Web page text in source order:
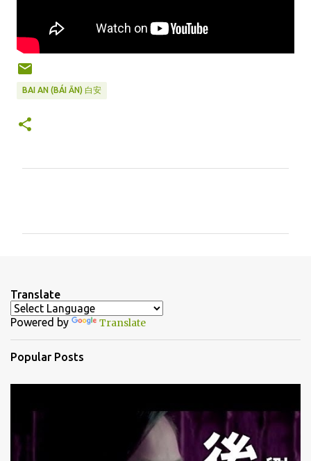
BAI AN (BÁI ĀN) 白安
t
s
Translate
Powered by Translate
Popular Posts